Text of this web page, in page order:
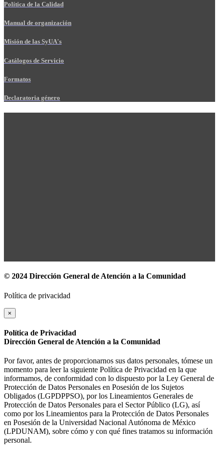
Política de la Calidad
Manual de organización
Misión de las SyUA's
Catálogos de Servicio
Formatos
Declaratoria género
© 2024 Dirección General de Atención a la Comunidad
Política de privacidad
×
Política de Privacidad
Dirección General de Atención a la Comunidad
Por favor, antes de proporcionarnos sus datos personales, tómese un
momento para leer la siguiente Política de Privacidad en la que
informamos, de conformidad con lo dispuesto por la Ley General de
Protección de Datos Personales en Posesión de los Sujetos
Obligados (LGPDPPSO), por los Lineamientos Generales de
Protección de Datos Personales para el Sector Público (LG), así
como por los Lineamientos para la Protección de Datos Personales
en Posesión de la Universidad Nacional Autónoma de México
(LPDUNAM), sobre cómo y con qué fines tratamos su información
personal.